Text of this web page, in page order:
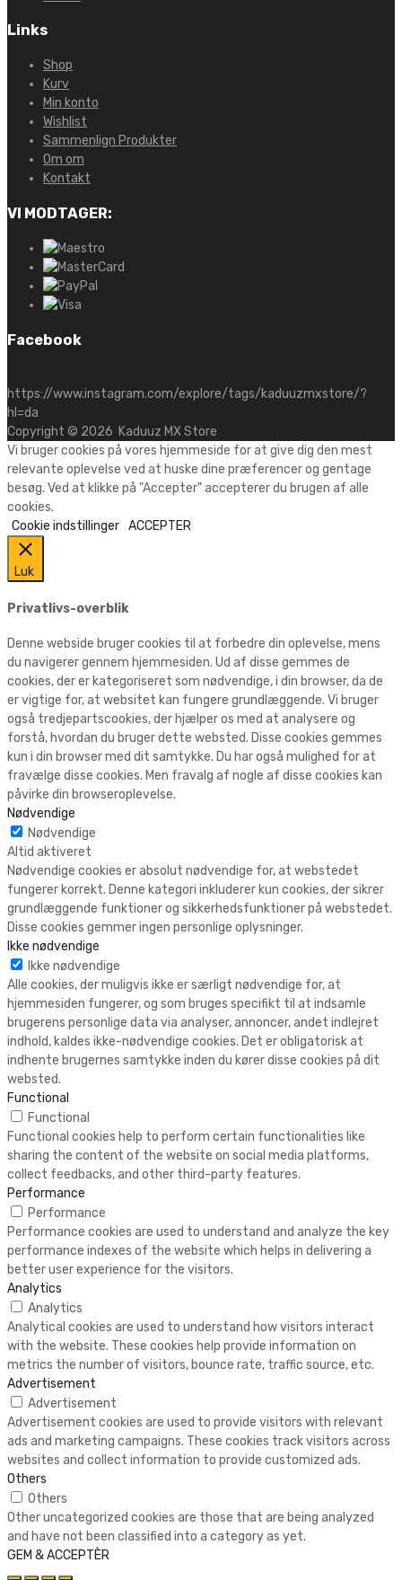
Links
Shop
Kurv
Min konto
Wishlist
Sammenlign Produkter
Om om
Kontakt
VI MODTAGER:
Facebook
https://www.instagram.com/explore/tags/kaduuzmxstore/?
hl=da
Copyright © 2026 Kaduuz MX Store
Vi bruger cookies på vores hjemmeside for at give dig den mest
relevante oplevelse ved at huske dine præferencer og gentage
besøg. Ved at klikke på "Accepter" accepterer du brugen af alle
cookies.
Cookie indstillinger ACCEPTER
Luk
Privatlivs-overblik
Denne webside bruger cookies til at forbedre din oplevelse, mens
du navigerer gennem hjemmesiden. Ud af disse gemmes de
cookies, der er kategoriseret som nødvendige, i din browser, da de
er vigtige for, at websitet kan fungere grundlæggende. Vi bruger
også tredjepartscookies, der hjælper os med at analysere og
forstå, hvordan du bruger dette websted. Disse cookies gemmes
kun i din browser med dit samtykke. Du har også mulighed for at
fravælge disse cookies. Men fravalg af nogle af disse cookies kan
påvirke din browseroplevelse.
Nødvendige
Nødvendige
Altid aktiveret
Nødvendige cookies er absolut nødvendige for, at webstedet
fungerer korrekt. Denne kategori inkluderer kun cookies, der sikrer
grundlæggende funktioner og sikkerhedsfunktioner på webstedet.
Disse cookies gemmer ingen personlige oplysninger.
Ikke nødvendige
Ikke nødvendige
Alle cookies, der muligvis ikke er særligt nødvendige for, at
hjemmesiden fungerer, og som bruges specifikt til at indsamle
brugerens personlige data via analyser, annoncer, andet indlejret
indhold, kaldes ikke-nødvendige cookies. Det er obligatorisk at
indhente brugernes samtykke inden du kører disse cookies på dit
websted.
Functional
Functional
Functional cookies help to perform certain functionalities like
sharing the content of the website on social media platforms,
collect feedbacks, and other third-party features.
Performance
Performance
Performance cookies are used to understand and analyze the key
performance indexes of the website which helps in delivering a
better user experience for the visitors.
Analytics
Analytics
Analytical cookies are used to understand how visitors interact
with the website. These cookies help provide information on
metrics the number of visitors, bounce rate, traffic source, etc.
Advertisement
Advertisement
Advertisement cookies are used to provide visitors with relevant
ads and marketing campaigns. These cookies track visitors across
websites and collect information to provide customized ads.
Others
Others
Other uncategorized cookies are those that are being analyzed
and have not been classified into a category as yet.
GEM & ACCEPTÈR